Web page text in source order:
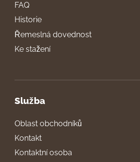
FAQ
Historie
Řemeslná dovednost
Ke stažení
Služba
Oblast obchodníků
Kontakt
Kontaktní osoba